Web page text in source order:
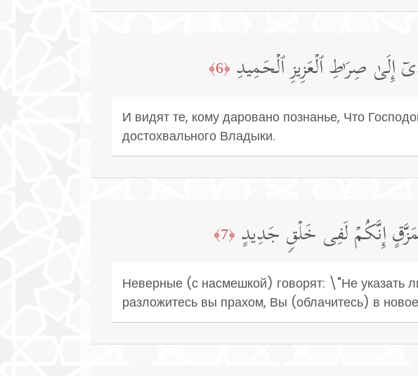
إِلَىٰ صِرَ ٰ⁠طِ ٱلۡعَزِیزِ ٱلۡحَمِیدِ ﴿6﴾
И видят те, кому даровано познанье, Что
достохвального Владыки.
إِنَّكُمۡ لَفِی خَلۡقࣲ جَدِیدٍ ﴿7﴾
Неверные (с насмешкой) говорят: \"Не указать
разложитесь вы прахом, Вы (облачитесь) в